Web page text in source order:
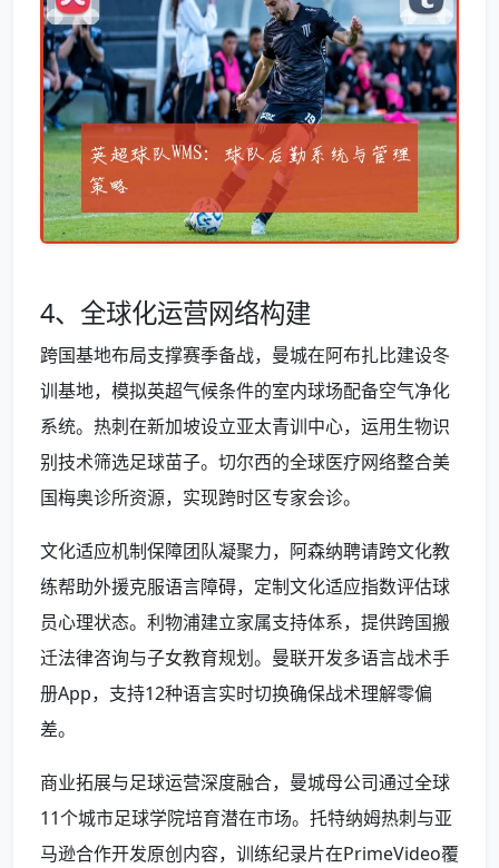
4、全球化运营网络构建
跨国基地布局支撑赛季备战，曼城在阿布扎比建设冬
训基地，模拟英超气候条件的室内球场配备空气净化
系统。热刺在新加坡设立亚太青训中心，运用生物识
别技术筛选足球苗子。切尔西的全球医疗网络整合美
国梅奥诊所资源，实现跨时区专家会诊。
文化适应机制保障团队凝聚力，阿森纳聘请跨文化教
练帮助外援克服语言障碍，定制文化适应指数评估球
员心理状态。利物浦建立家属支持体系，提供跨国搬
迁法律咨询与子女教育规划。曼联开发多语言战术手
册App，支持12种语言实时切换确保战术理解零偏
差。
商业拓展与足球运营深度融合，曼城母公司通过全球
11个城市足球学院培育潜在市场。托特纳姆热刺与亚
马逊合作开发原创内容，训练纪录片在PrimeVideo覆